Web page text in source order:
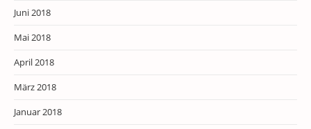
Juni 2018
Mai 2018
April 2018
März 2018
Januar 2018